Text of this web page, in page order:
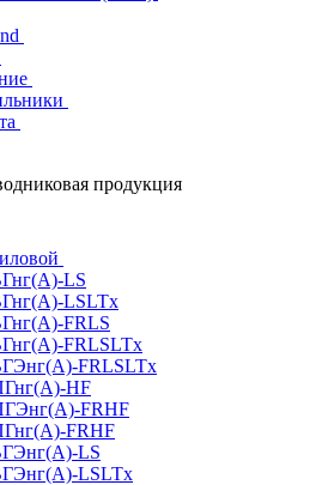
продукция
LS
LSLTx
FRLS
FRLSLTx
FRLSLTx
HF
FRHF
FRHF
LS
LSLTx